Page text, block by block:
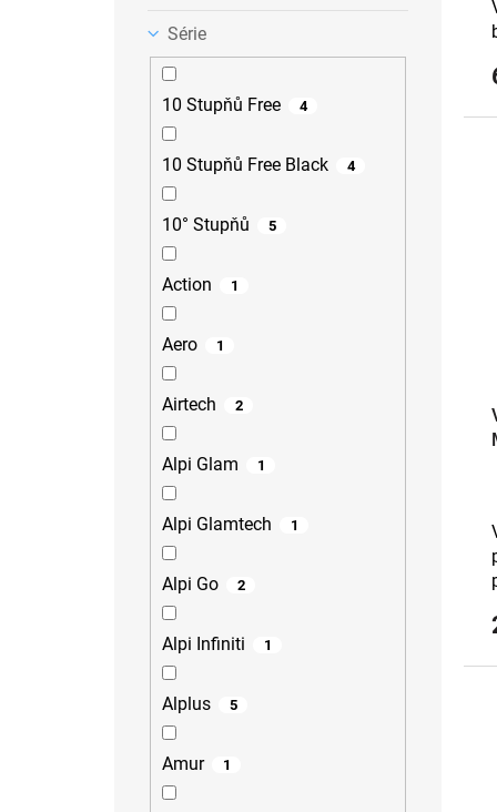
Série
10 Stupňů Free 4
10 Stupňů Free Black 4
10° Stupňů 5
Action 1
Aero 1
Airtech 2
Alpi Glam 1
Alpi Glamtech 1
Alpi Go 2
Alpi Infiniti 1
Alplus 5
Amur 1